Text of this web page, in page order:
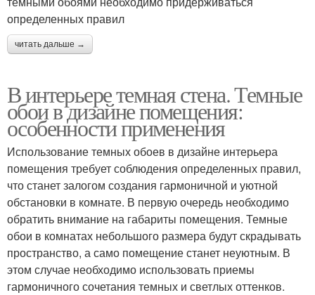
определенных правил
читать дальше →
В интерьере темная стена. Темные
обои в дизайне помещения:
особенности применения
Использование темных обоев в дизайне интерьера
помещения требует соблюдения определенных правил,
что станет залогом создания гармоничной и уютной
обстановки в комнате. В первую очередь необходимо
обратить внимание на габариты помещения. Темные
обои в комнатах небольшого размера будут скрадывать
пространство, а само помещение станет неуютным. В
этом случае необходимо использовать приемы
гармоничного сочетания темных и светлых оттенков.